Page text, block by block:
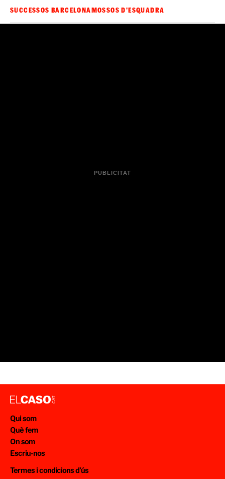
SUCCESSOS BARCELONAMOSSOS D'ESQUADRA
Qui som
Què fem
On som
Escriu-nos
Termes i condicions d’ús